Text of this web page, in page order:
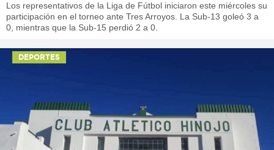
Los representativos de la Liga de Fútbol iniciaron este miércoles su
participación en el torneo ante Tres Arroyos. La Sub-13 goleó 3 a
0, mientras que la Sub-15 perdió 2 a 0.
DEPORTES